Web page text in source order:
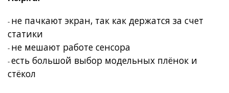
- не пачкают экран, так как держатся за счет
статики
- не мешают работе сенсора
-есть большой выбор модельных плёнок и
стёкол